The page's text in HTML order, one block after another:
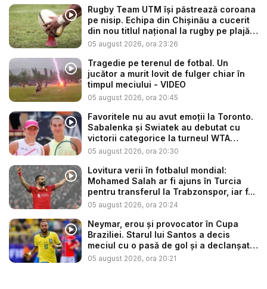
Rugby Team UTM își păstrează coroana
pe nisip. Echipa din Chișinău a cucerit
din nou titlul național la rugby pe plajă
...
05 august 2026, ora 23:26
Tragedie pe terenul de fotbal. Un
jucător a murit lovit de fulger chiar în
timpul meciului - VIDEO
05 august 2026, ora 20:45
Favoritele nu au avut emoții la Toronto.
Sabalenka și Swiatek au debutat cu
victorii categorice la turneul WTA
1000...
05 august 2026, ora 20:30
Lovitura verii în fotbalul mondial:
Mohamed Salah ar fi ajuns în Turcia
pentru transferul la Trabzonspor, iar f...
05 august 2026, ora 20:24
Neymar, erou și provocator în Cupa
Braziliei. Starul lui Santos a decis
meciul cu o pasă de gol și a declanșat
...
05 august 2026, ora 20:21